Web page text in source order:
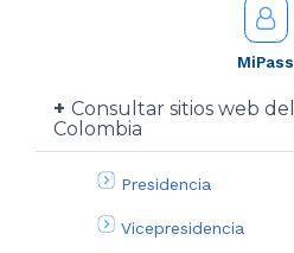
MiPass
Consultar sitios web
Colombia
Presidencia
Vicepresidencia